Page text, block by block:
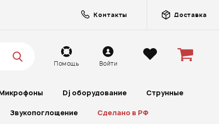
Контакты Доставка
Помощь Войти
Dj оборудование Струнные
Звукопоглощение Сделано в РФ